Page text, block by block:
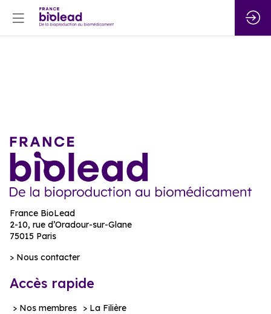
Vous n'êtes pas autorisé à accéder à ce
contenu
France BioLead
2-10, rue d’Oradour-sur-Glane
75015 Paris
> Nous contacter
Accès rapide
> Nos membres > La Filière